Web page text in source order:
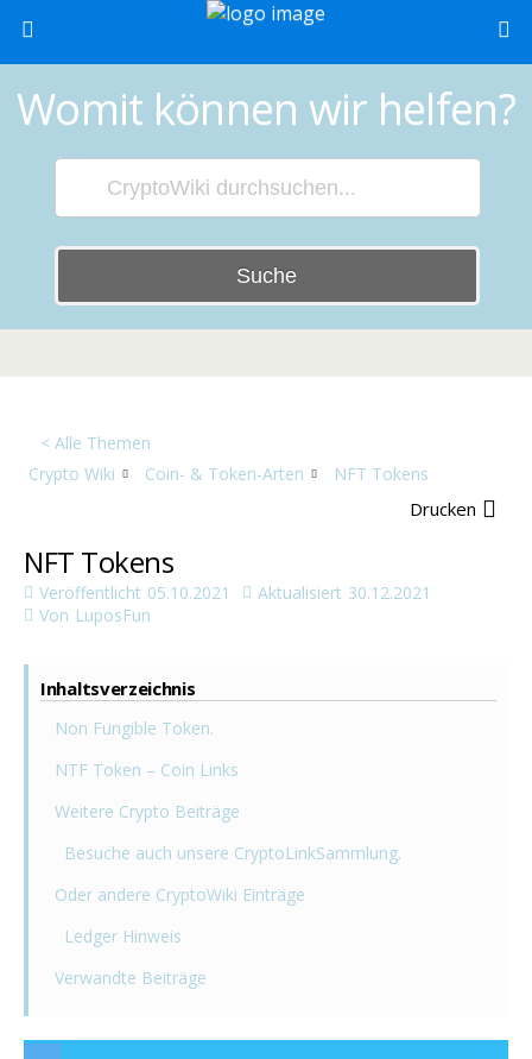
Womit können wir helfen?
Suche
< Alle Themen
Crypto Wiki
Coin- & Token-Arten NFT Tokens
Drucken
NFT Tokens
Veröffentlicht 05.10.2021 Aktualisiert 30.12.2021
Von LuposFun
Inhaltsverzeichnis
Non Fungible Token.
NTF Token – Coin Links
Weitere Crypto Beiträge
Besuche auch unsere CryptoLinkSammlung.
Oder andere CryptoWiki Einträge
Ledger Hinweis
Verwandte Beiträge